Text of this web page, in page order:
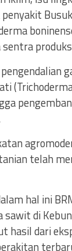
sentra
telah
hal ini
di
hasil dari